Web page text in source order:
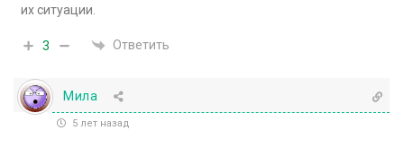
их ситуации.
3 Ответить
Мила
5 лет назад